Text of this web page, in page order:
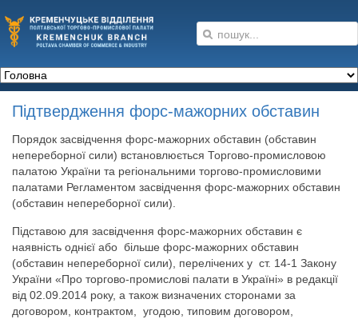
Підтвердження форс-мажорних обставин
Порядок засвідчення форс-мажорних обставин (обставин
непереборної сили) встановлюється Торгово-промисловою
палатою України та регіональними торгово-промисловими
палатами Регламентом засвідчення форс-мажорних обставин
(обставин непереборної сили).
Підставою для засвідчення форс-мажорних обставин є
наявність однієї або більше форс-мажорних обставин
(обставин непереборної сили), перелічених у ст. 14-1 Закону
України «Про торгово-промислові палати в Україні» в редакції
від 02.09.2014 року, а також визначених сторонами за
договором, контрактом, угодою, типовим договором,